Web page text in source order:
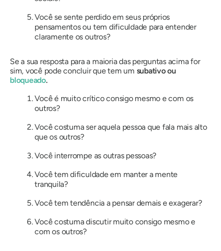
Você se sente perdido em seus próprios
pensamentos ou tem dificuldade para entender
claramente os outros?
Se a sua resposta para a maioria das perguntas acima for
sim, você pode concluir que tem um subativo ou
bloqueado.
Você é muito crítico consigo mesmo e com os
outros?
Você costuma ser aquela pessoa que fala mais alto
que os outros?
Você interrompe as outras pessoas?
Você tem dificuldade em manter a mente
tranquila?
Você tem tendência a pensar demais e exagerar?
Você costuma discutir muito consigo mesmo e
com os outros?